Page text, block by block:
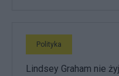
Polityka
Lindsey Graham nie